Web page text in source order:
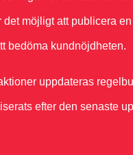
möjligt att publicera
bedöma kundnöjdheten.
uppdateras
efter den senaste